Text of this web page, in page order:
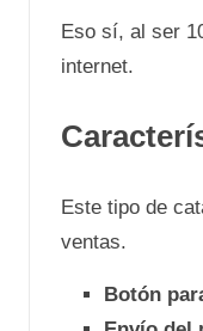
Eso sí, al ser
internet.
Este tipo de
ventas.
Botón